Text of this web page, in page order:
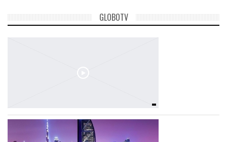
GLOBOTV